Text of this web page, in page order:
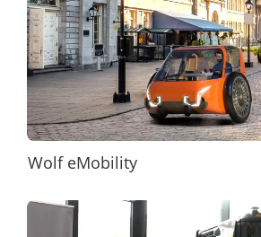
Wolf eMobility